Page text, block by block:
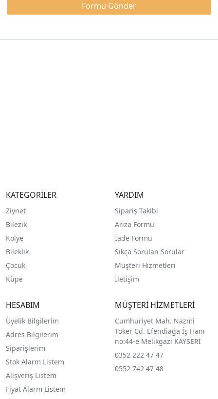
KATEGORİLER
Ziynet
Bilezik
Kolye
Bileklik
Çocuk
Küpe
YARDIM
Sipariş Takibi
Arıza Formu
İade Formu
Sıkça Sorulan Sorular
Müşteri Hizmetleri
İletişim
HESABIM
Üyelik Bilgilerim
Adres Bilgilerim
Siparişlerim
Stok Alarm Listem
Alışveriş Listem
Fiyat Alarm Listem
MÜŞTERİ HİZMETLERİ
Cumhuriyet Mah. Nazmi
Toker Cd. Efendiağa İş Hanı
no:44-e Melikgazi KAYSERİ
0352 222 47 47
0552 742 47 48